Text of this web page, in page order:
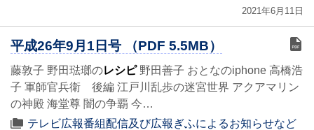
2021年6月11日
平成26年9月1日号 （PDF 5.5MB）
藤敦子 野田琺瑯のレシピ野田善子 おとなのiphone 高橋浩
子 軍師官兵衛 後編 江戸川乱歩の迷宮世界 アクアマリン
の神殿 海堂尊 闇の争覇 今…
テレビ広報番組配信及び広報ぎふによるお知らせなど